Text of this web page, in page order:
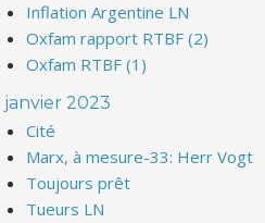
Inflation Argentine LN
Oxfam rapport RTBF (2)
Oxfam RTBF (1)
janvier 2023
Cité
Marx, à mesure-33: Herr Vogt
Toujours prêt
Tueurs LN